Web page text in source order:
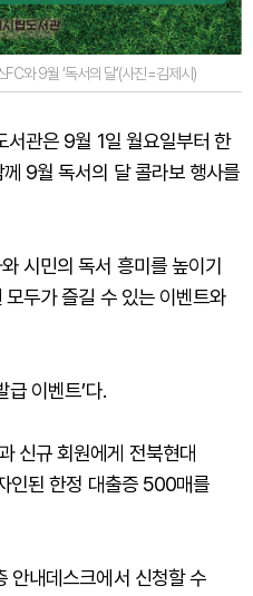
와 9월 ‘독서의 달’(사진=김제시)
관은 9월 1일 월요일부터 한
9월 독서의 달 콜라보 행사를
시민의 독서 흥미를 높이기
두가 즐길 수 있는 이벤트와
급 이벤트’다.
신규 회원에게 전북현대
인된 한정 대출증 500매를
안내데스크에서 신청할 수